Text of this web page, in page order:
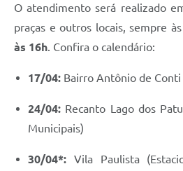
O atendimento será realizado
praças e outros locais, sempre
às 16h . Confira o calendário:
17/04: Bairro Antônio de
24/04: Recanto Lago dos
Municipais)
30/04*: Vila Paulista